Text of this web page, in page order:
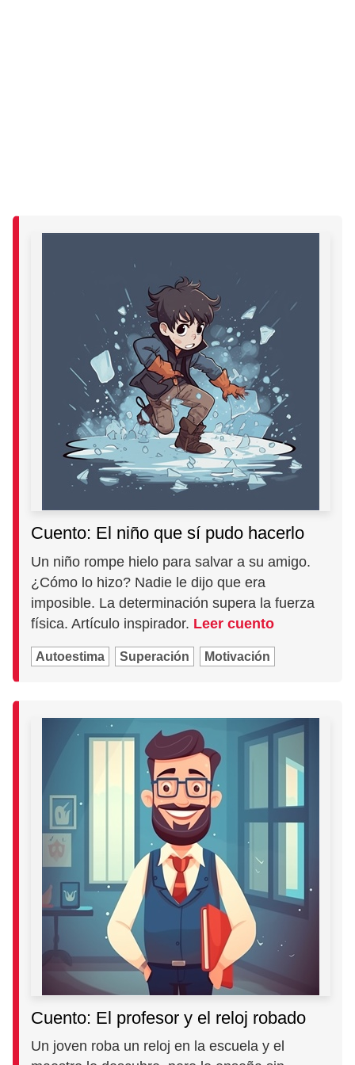
Cuento: El niño que sí pudo hacerlo
Un niño rompe hielo para salvar a su amigo.
¿Cómo lo hizo? Nadie le dijo que era
imposible. La determinación supera la fuerza
física. Artículo inspirador. Leer cuento
Autoestima Superación Motivación
Cuento: El profesor y el reloj robado
Un joven roba un reloj en la escuela y el